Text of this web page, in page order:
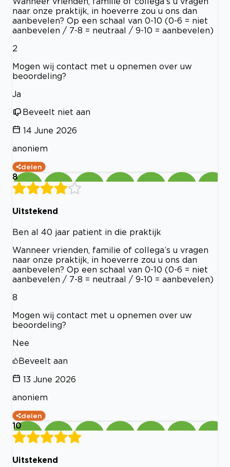
naar onze praktijk, in hoeverre zou u ons dan
aanbevelen? Op een schaal van 0-10 (0-6 = niet
aanbevelen / 7-8 = neutraal / 9-10 = aanbevelen)
2
Mogen wij contact met u opnemen over uw
beoordeling?
Ja
Beveelt niet aan
14 June 2026
anoniem
delen
8
Uitstekend
Ben al 40 jaar patient in die praktijk
Wanneer vrienden, familie of collega’s u vragen
naar onze praktijk, in hoeverre zou u ons dan
aanbevelen? Op een schaal van 0-10 (0-6 = niet
aanbevelen / 7-8 = neutraal / 9-10 = aanbevelen)
8
Mogen wij contact met u opnemen over uw
beoordeling?
Nee
Beveelt aan
13 June 2026
anoniem
delen
10
Uitstekend